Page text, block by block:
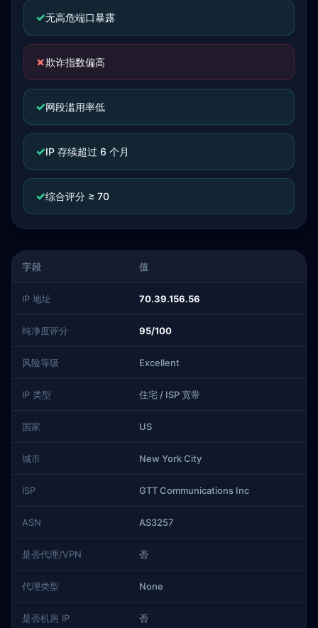
✓无高危端口暴露
✗欺诈指数偏高
✓网段滥用率低
✓IP 存续超过 6 个月
✓综合评分 ≥ 70
字段 值
IP 地址 70.39.156.56
纯净度评分 95/100
风险等级 Excellent
IP 类型 住宅 / ISP 宽带
国家 US
城市 New York City
ISP GTT Communications Inc
ASN AS3257
是否代理/VPN 否
代理类型 None
是否机房 IP 否